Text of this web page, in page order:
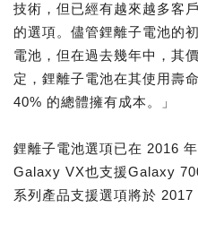
技術，但已經有越來越多客
的選項。儘管鋰離子電池的
電池，但在過去幾年中，其
定，鋰離子電池在其使用壽
40% 的總體擁有成本。」
鋰離子電池選項已在 2016
Galaxy VX也支援Galaxy
系列產品支援選項將於 2017